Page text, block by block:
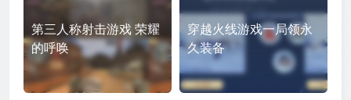
第三人称射击游戏 荣耀
的呼唤
穿越火线游戏一局领永
久装备